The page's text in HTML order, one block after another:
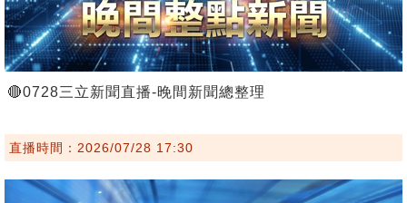
🔴0728三立新聞直播-晚間新聞總整理
直播時間：2026/07/28 17:30